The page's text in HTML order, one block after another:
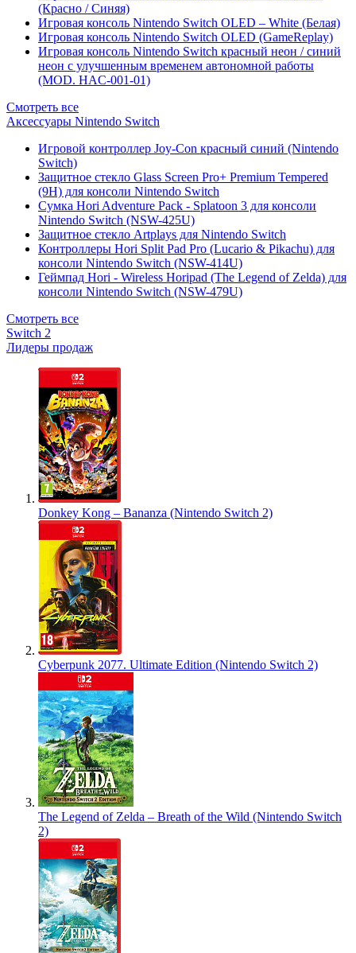
(Красно / Синяя)
Игровая консоль Nintendo Switch OLED – White (Белая)
Игровая консоль Nintendo Switch OLED (GameReplay)
Игровая консоль Nintendo Switch красный неон / синий
неон с улучшенным временем автономной работы
(MOD. HAC-001-01)
Смотреть все
Аксессуары Nintendo Switch
Игровой контроллер Joy-Con красный синий (Nintendo
Switch)
Защитное стекло Glass Screen Pro+ Premium Tempered
(9H) для консоли Nintendo Switch
Сумка Hori Adventure Pack - Splatoon 3 для консоли
Nintendo Switch (NSW-425U)
Защитное стекло Artplays для Nintendo Switch
Контроллеры Hori Split Pad Pro (Lucario & Pikachu) для
консоли Nintendo Switch (NSW-414U)
Геймпад Hori - Wireless Horipad (The Legend of Zelda) для
консоли Nintendo Switch (NSW-479U)
Смотреть все
Switch 2
Лидеры продаж
Donkey Kong – Bananza (Nintendo Switch 2)
Cyberpunk 2077. Ultimate Edition (Nintendo Switch 2)
The Legend of Zelda – Breath of the Wild (Nintendo Switch
2)